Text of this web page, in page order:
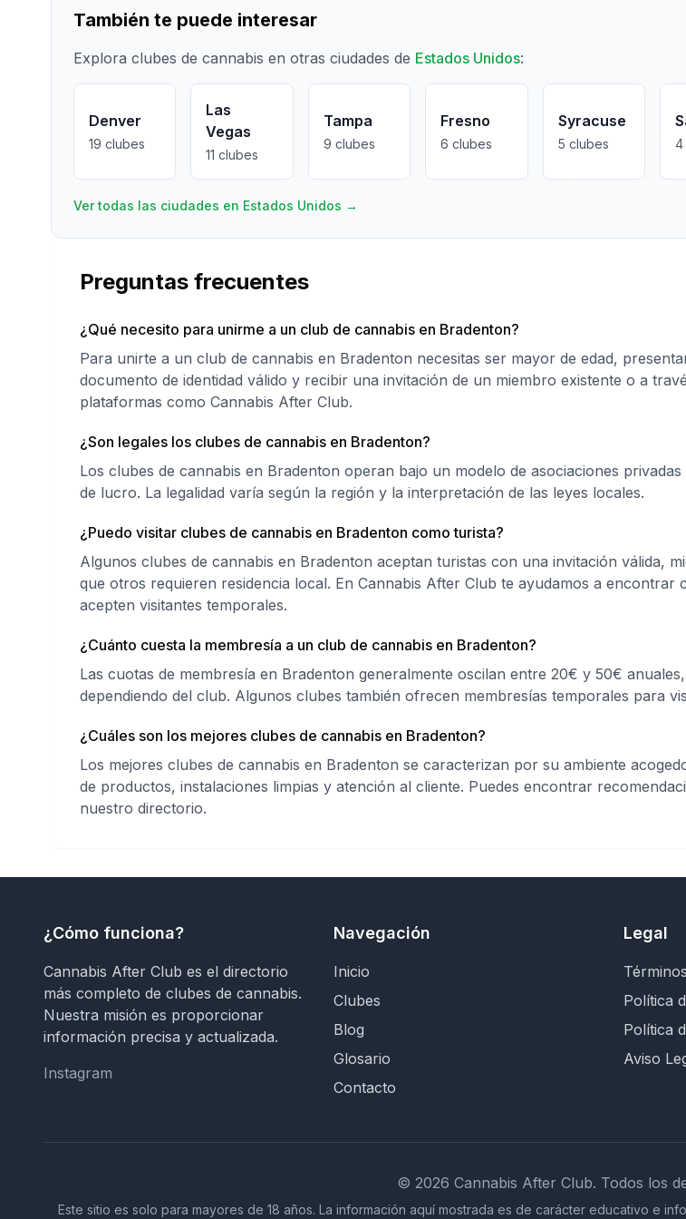
También te puede interesar
Explora clubes de cannabis en otras ciudades de Estados Unidos:
Denver
19 clubes
Las
Vegas
11 clubes
Tampa
9 clubes
Fresno
6 clubes
Syracuse
5 clubes 4
Ver todas las ciudades en Estados Unidos →
Preguntas frecuentes
¿Qué necesito para unirme a un club de cannabis en Bradenton?
Para unirte a un club de cannabis en Bradenton necesitas ser mayor de edad,
documento de identidad válido y recibir una invitación de un miembro existente o a
plataformas como Cannabis After Club.
¿Son legales los clubes de cannabis en Bradenton?
Los clubes de cannabis en Bradenton operan bajo un modelo de asociaciones privadas
de lucro. La legalidad varía según la región y la interpretación de las leyes locales.
¿Puedo visitar clubes de cannabis en Bradenton como turista?
Algunos clubes de cannabis en Bradenton aceptan turistas con una invitación válida,
que otros requieren residencia local. En Cannabis After Club te ayudamos a encontrar
acepten visitantes temporales.
¿Cuánto cuesta la membresía a un club de cannabis en Bradenton?
Las cuotas de membresía en Bradenton generalmente oscilan entre 20€ y 50€ anuales,
dependiendo del club. Algunos clubes también ofrecen membresías temporales para
¿Cuáles son los mejores clubes de cannabis en Bradenton?
Los mejores clubes de cannabis en Bradenton se caracterizan por su ambiente
de productos, instalaciones limpias y atención al cliente. Puedes encontrar
nuestro directorio.
¿Cómo funciona?
Cannabis After Club es el directorio
más completo de clubes de cannabis.
Nuestra misión es proporcionar
información precisa y actualizada.
Instagram
Instagram
Navegación
Inicio
Clubes
Blog
Glosario
Contacto
Legal
Política
Política
Aviso
© 2026 Cannabis After Club. Todos los
Este sitio es solo para mayores de 18 años. La información aquí mostrada es de carácter educativo e